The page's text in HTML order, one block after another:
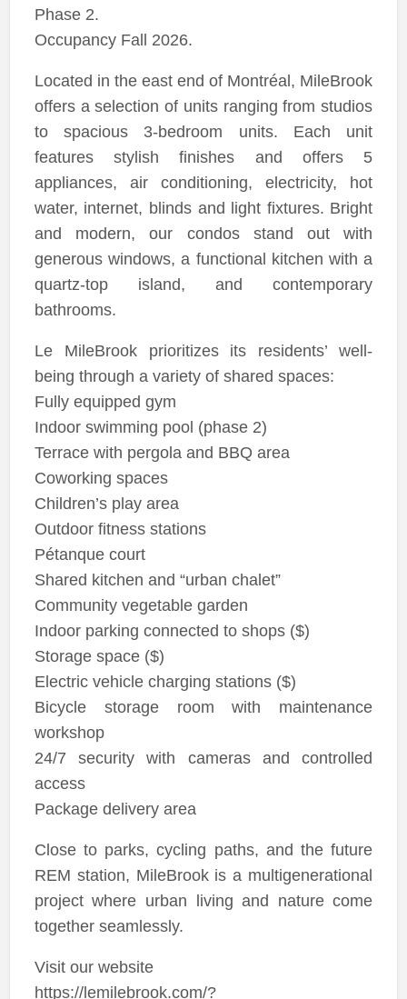
Phase 2.
Occupancy Fall 2026.
Located in the east end of Montréal, MileBrook
offers a selection of units ranging from studios
to spacious 3-bedroom units. Each unit
features stylish finishes and offers 5
appliances, air conditioning, electricity, hot
water, internet, blinds and light fixtures. Bright
and modern, our condos stand out with
generous windows, a functional kitchen with a
quartz-top island, and contemporary
bathrooms.
Le MileBrook prioritizes its residents’ well-
being through a variety of shared spaces:
Fully equipped gym
Indoor swimming pool (phase 2)
Terrace with pergola and BBQ area
Coworking spaces
Children’s play area
Outdoor fitness stations
Pétanque court
Shared kitchen and “urban chalet”
Community vegetable garden
Indoor parking connected to shops ($)
Storage space ($)
Electric vehicle charging stations ($)
Bicycle storage room with maintenance
workshop
24/7 security with cameras and controlled
access
Package delivery area
Close to parks, cycling paths, and the future
REM station, MileBrook is a multigenerational
project where urban living and nature come
together seamlessly.
Visit our website
https://lemilebrook.com/?